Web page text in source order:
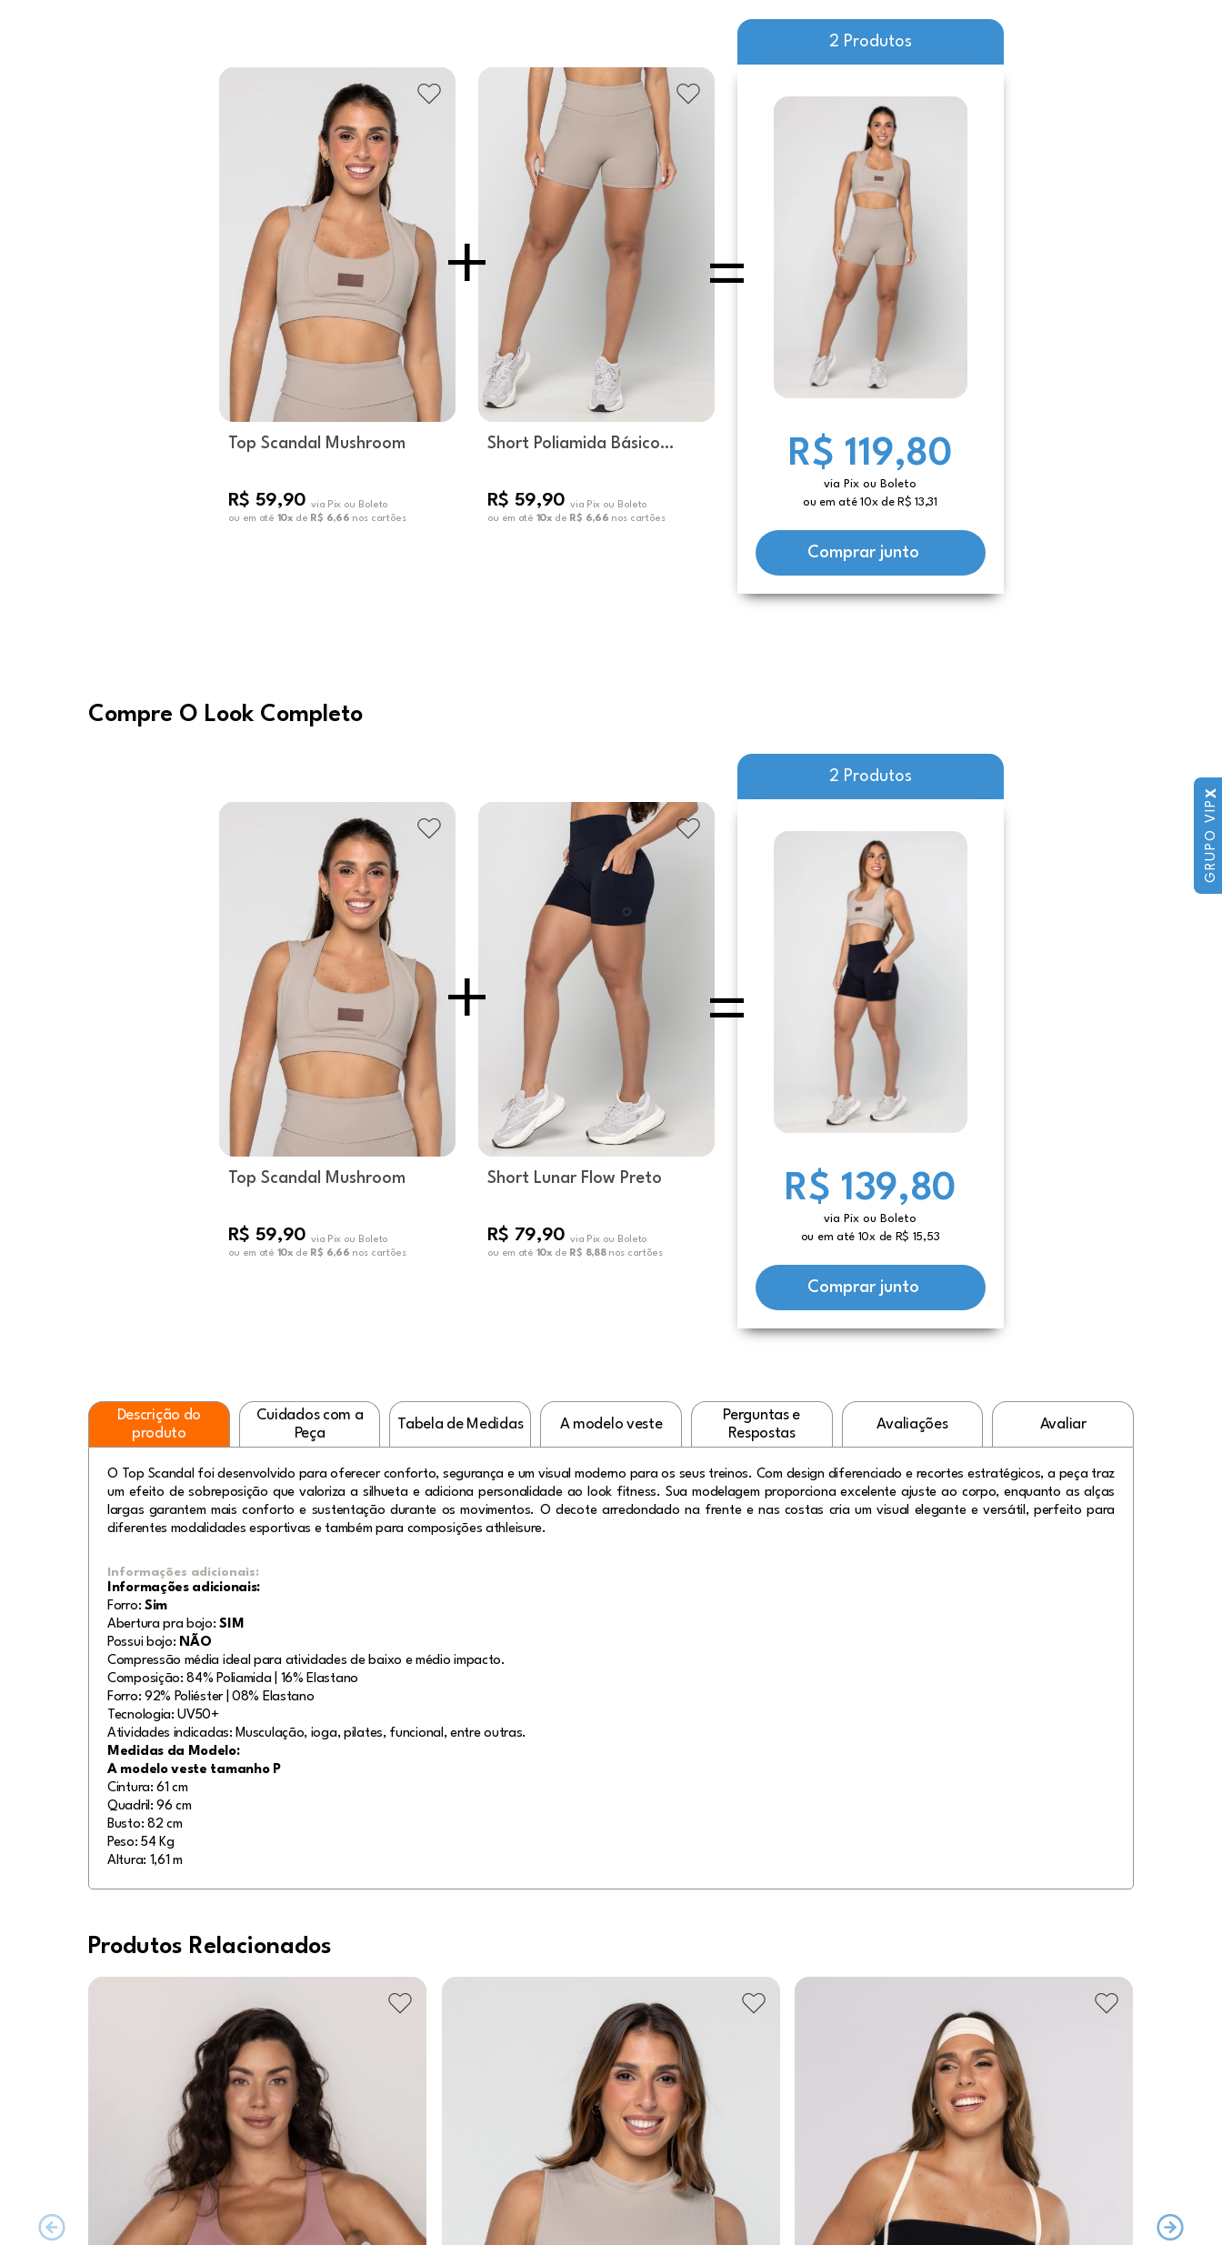
Top Scandal Mushroom
R$ 59,90 via Pix ou Boleto
ou em até 10x de R$ 6,66 nos cartões
Short Poliamida Básico
R$ 59,90 via Pix ou Boleto
ou em até 10x de R$ 6,66 nos cartões
2 Produtos
R$ 119,80
via Pix ou Boleto
ou em até 10x de R$ 13,31
Comprar junto
Compre O Look Completo
Top Scandal Mushroom
R$ 59,90 via Pix ou Boleto
ou em até 10x de R$ 6,66 nos cartões
Short Lunar Flow Preto
R$ 79,90 via Pix ou Boleto
ou em até 10x de R$ 8,88nos cartões
2 Produtos
R$ 139,80
via Pix ou Boleto
ou em até 10x de R$ 15,53
Comprar junto
Descrição do
produto
Cuidados com a
Peça
Tabela de Medidas A modelo veste
Perguntas e
Respostas
Avaliações Avaliar
O Top Scandal foi desenvolvido para oferecer conforto, segurança e um visual moderno para os seus treinos. Com design diferenciado e recortes estratégicos, a peça traz
um efeito de sobreposição que valoriza a silhueta e adiciona personalidade ao look fitness. Sua modelagem proporciona excelente ajuste ao corpo, enquanto as alças
largas garantem mais conforto e sustentação durante os movimentos. O decote arredondado na frente e nas costas cria um visual elegante e versátil, perfeito para
diferentes modalidades esportivas e também para composições athleisure.
Informações adicionais:
Informações adicionais:
Forro: Sim
Abertura pra bojo:SIM
Possui bojo: NÃO
Compressão média ideal para atividades de baixo e médio impacto.
Composição: 84% Poliamida | 16% Elastano
Forro: 92% Poliéster | 08% Elastano
Tecnologia: UV50+
Atividades indicadas: Musculação, ioga, pilates, funcional, entre outras.
Medidas da Modelo:
A modelo veste tamanho P
Cintura: 61 cm
Quadril: 96 cm
Busto: 82 cm
Peso: 54 Kg
Altura: 1,61 m
Produtos Relacionados
GRUPO VIP
X